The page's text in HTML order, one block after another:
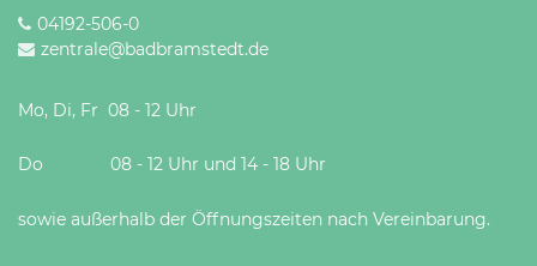
04192-506-0
zentrale@badbramstedt.de
Mo, Di, Fr 08 - 12 Uhr
Do 08 - 12 Uhr und 14 - 18 Uhr
sowie außerhalb der Öffnungszeiten nach Vereinbarung.